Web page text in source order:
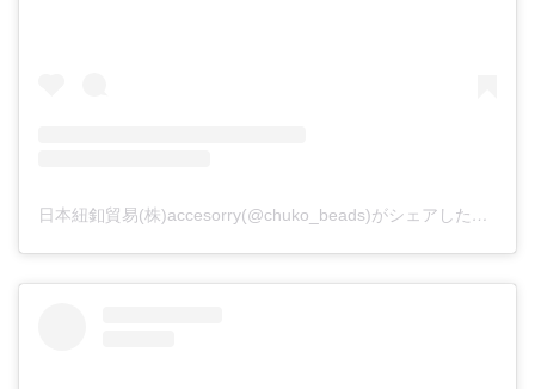
日本紐釦貿易(株)accesorry(@chuko_beads)がシェアした投稿